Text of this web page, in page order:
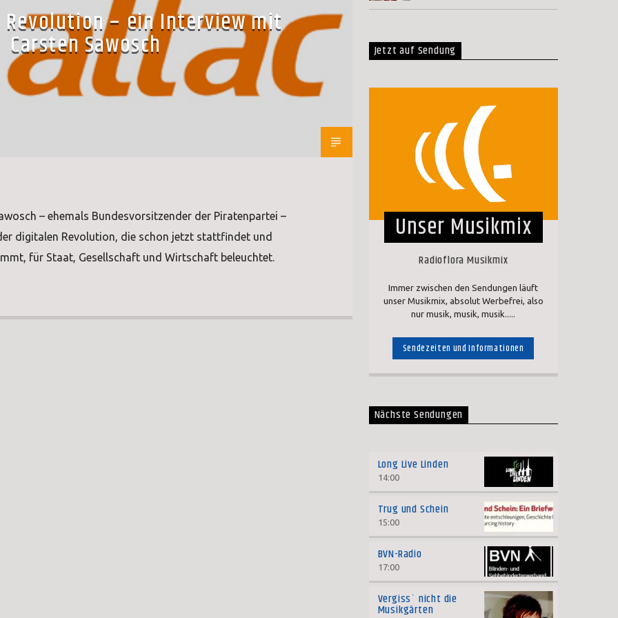
– ein Interview mit
Carsten Sawosch
– ehemals Bundesvorsitzender der Piratenpartei –
digitalen Revolution, die schon jetzt stattfindet und
für Staat, Gesellschaft und Wirtschaft beleuchtet.
Jetzt auf Sendung
Unser Musikmix
Radioflora Musikmix
Immer zwischen den Sendungen läuft
unser Musikmix, absolut Werbefrei, also
nur musik, musik, musik.....
Sendezeiten und Informationen
Nächste Sendungen
Long Live Linden
14:00
Trug und Schein
15:00
BVN-Radio
17:00
Vergiss´ nicht die
Musikgärten